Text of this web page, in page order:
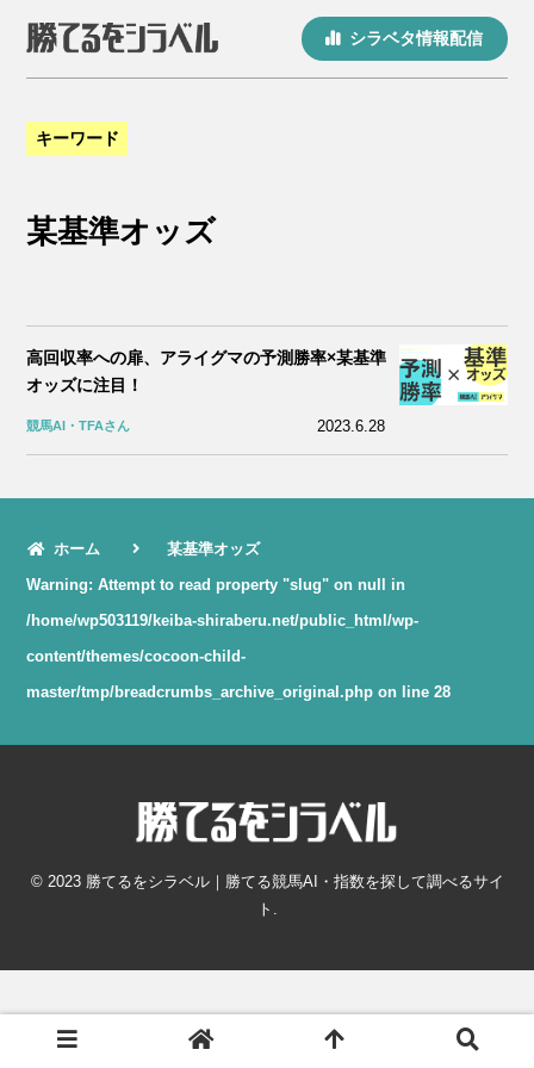
シラベタ情報配信
キーワード
某基準オッズ
高回収率への扉、アライグマの予測勝率×某基準
オッズに注目！
競馬AI・TFAさん 2023.6.28
ホーム
某基準オッズ
Warning: Attempt to read property "slug" on null in
/home/wp503119/keiba-shiraberu.net/public_html/wp-
content/themes/cocoon-child-
master/tmp/breadcrumbs_archive_original.php on line28
© 2023 勝てるをシラベル｜勝てる競馬AI・指数を探して調べるサイ
ト.